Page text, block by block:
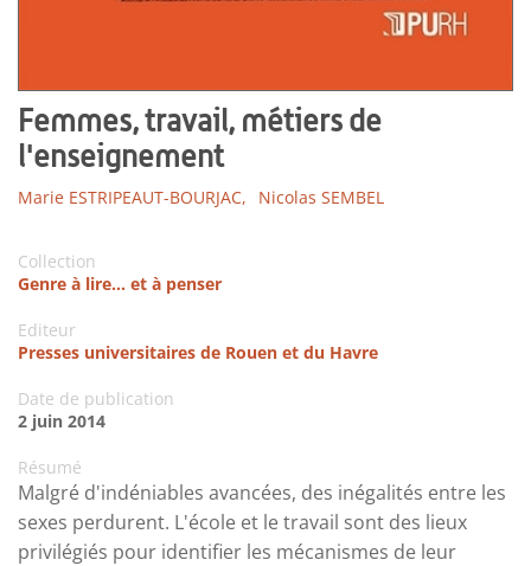
Femmes, travail, métiers de
l'enseignement
Marie ESTRIPEAUT-BOURJAC, Nicolas SEMBEL
Collection
Genre à lire... et à penser
Editeur
Presses universitaires de Rouen et du Havre
Date de publication
2 juin 2014
Résumé
Malgré d'indéniables avancées, des inégalités entre les
sexes perdurent. L'école et le travail sont des lieux
privilégiés pour identifier les mécanismes de leur